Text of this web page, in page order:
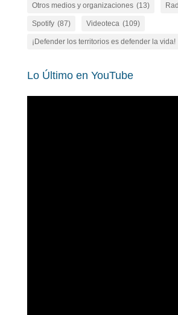
Otros medios y organizaciones (13)
Spotify (87) Videoteca (109)
¡Defender los territorios es defender la vida!
Lo Último en YouTube